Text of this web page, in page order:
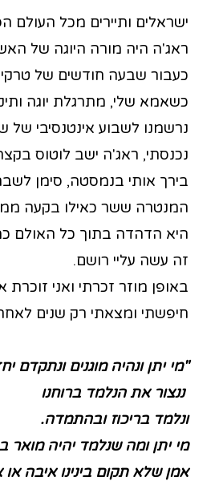
ישראלים ותיירים מכל העולם
ראג'ה היה מורה היוגה של
כעבור שבעה חודשים של טרקים
כשאמא שלי, מתרגלת יוגה
נרשמנו לשבוע אינטנסיבי של
נכנסתי, ראג'ה ישב לוטוס
בירך אותי בנמסטה, סימן
המנטרה ששר כאילו בקעה
היא הדהדה בתוך כל האולם
זה עשה עליי רושם.
באופן מוזר זכרתי ואני
חיפשתי ומצאתי רק שנים
"מי יתן ונהיה מוגנים ונתקדם
ננצור את הנלמד ברוחנו
ונלמד בריכוז ובהתמדה.
מי יתן ומה שנלמד יהיה מואר
אמן שלא תקום בינינו איבה או